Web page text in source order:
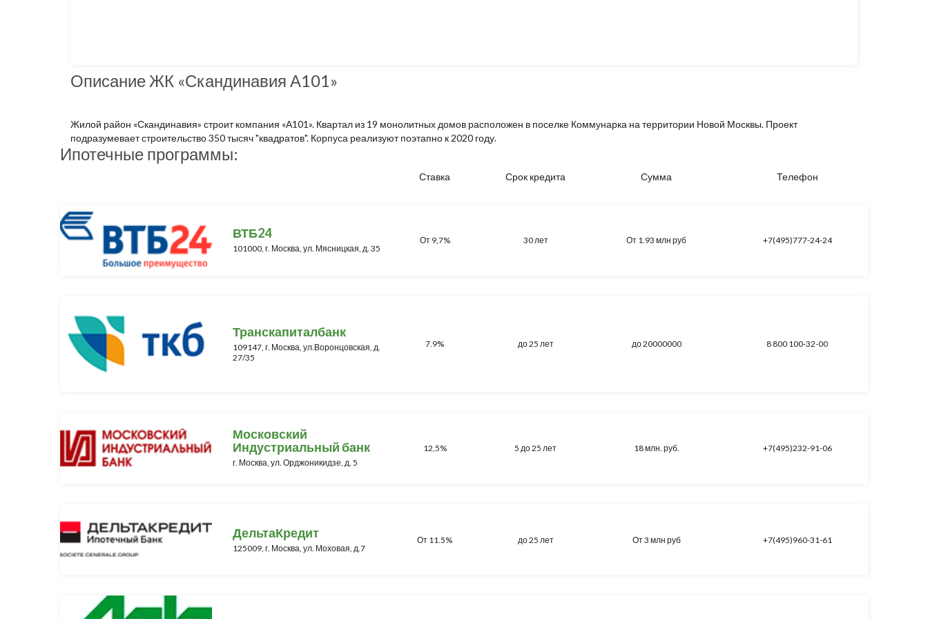
Описание ЖК «Скандинавия А101»
Жилой район «Скандинавия» строит компания «А101». Квартал из 19 монолитных домов расположен в поселке Коммунарка на территории Новой Москвы. Проект
подразумевает строительство 350 тысяч "квадратов". Корпуса реализуют поэтапно к 2020 году.
Ипотечные программы:
Ставка Срок кредита Сумма Телефон
ВТБ24
101000, г. Москва, ул. Мясницкая, д. 35
От 9,7% 30 лет От 1.93 млн руб +7(495)777-24-24
Транскапиталбанк
109147, г. Москва, ул.Воронцовская, д.
27/35
7.9% до 25 лет до 20000000 8 800 100-32-00
Московский
Индустриальный банк
г. Москва, ул. Орджоникидзе, д. 5
12,5% 5 до 25 лет 18 млн. руб. +7(495)232-91-06
ДельтаКредит
125009, г. Москва, ул. Моховая, д.7
От 11.5% до 25 лет От 3 млн руб +7(495)960-31-61